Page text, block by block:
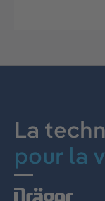
La
pour la